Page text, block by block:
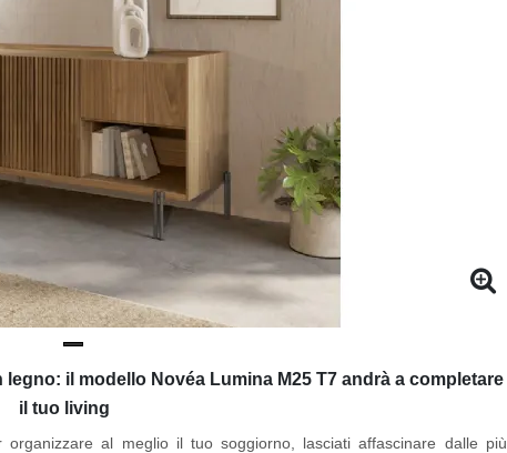
il modello Novéa Lumina M25 T7 andrà a completare
il tuo living
al meglio il tuo soggiorno, lasciati affascinare dalle più